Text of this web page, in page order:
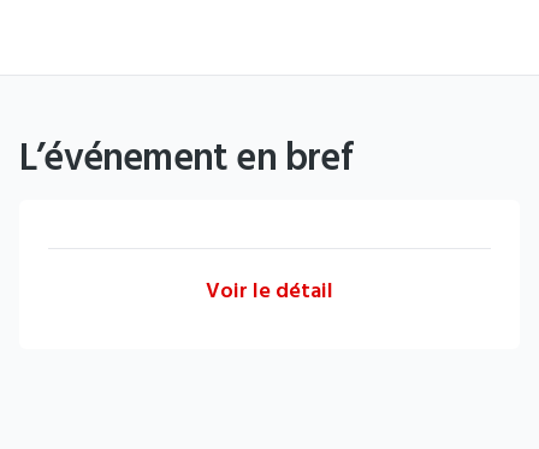
L’événement en bref
Voir le détail